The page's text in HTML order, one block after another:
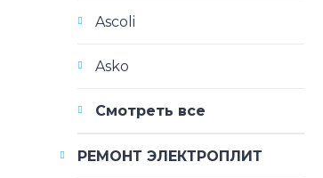
Ascoli
Asko
Смотреть все
РЕМОНТ ЭЛЕКТРОПЛИТ